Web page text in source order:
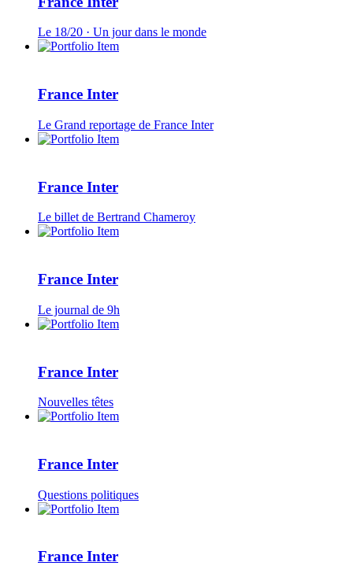
Le 18/20 · Un jour dans le monde
France Inter
Le Grand reportage de France Inter
France Inter
Le billet de Bertrand Chameroy
France Inter
Le journal de 9h
France Inter
Nouvelles têtes
France Inter
Questions politiques
France Inter